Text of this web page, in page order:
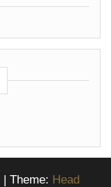
| Theme: Head